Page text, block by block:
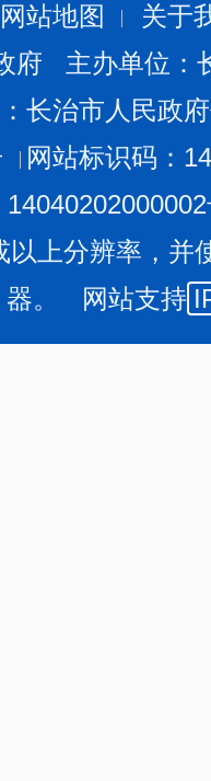
网站地图
关于
府 主办单位
长治市人民政
网站标识码：
以上分辨率，并
器。 网站支持